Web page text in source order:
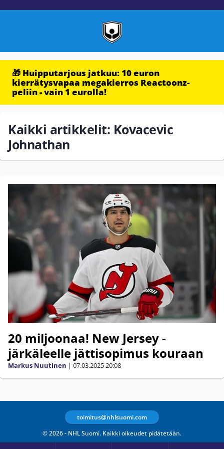
🎁 Huipputarjous jatkuu: 10 euron
kierrätysvapaa megakierros Reactoonz-
peliin - vain 1 eurolla!
Kaikki artikkelit: Kovacevic
Johnathan
20 miljoonaa! New Jersey -
järkäleelle jättisopimus kouraan
Markus Nuutinen | 07.03.202520:08
© 2026 - NHL Suomi. Kaikki oikeudet pidätetään.
toimitus@nhlsuomi.com